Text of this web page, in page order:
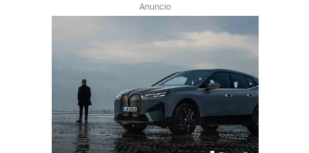
Anuncio